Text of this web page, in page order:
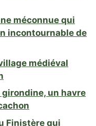
méconnue qui
incontournable de
médiéval
un havre
Finistère qui